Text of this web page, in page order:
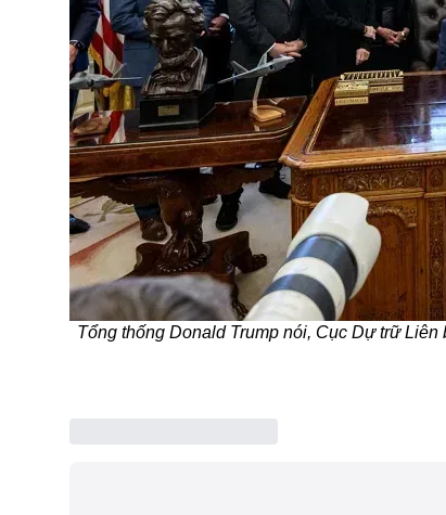
Tổng thống Donald Trump nói, Cục Dự trữ Liên